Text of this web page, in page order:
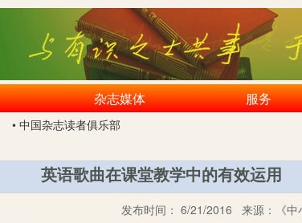
杂志媒体 服务
• 中国杂志读者俱乐部
英语歌曲在课堂教学中的有效运用
发布时间： 6/21/2016 来源： 《